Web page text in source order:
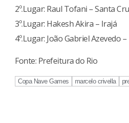
2º.Lugar: Raul Tofani – Santa
3º.Lugar: Hakesh Akira – Irajá
4º.Lugar: João Gabriel Azevedo
Fonte: Prefeitura do Rio
Copa Nave Games marcelo crivella